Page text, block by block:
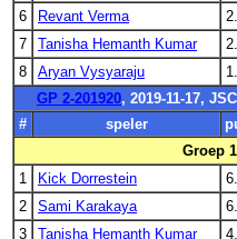
6
Revant Verma
7
Tanisha Hemanth Kumar
8
Aryan Vysyaraju
GP 2-201920, 2019-11-17,
#
speler
Groep
1
Kick Dorrestein
2
Sami Karakaya
3
Tanisha Hemanth Kumar